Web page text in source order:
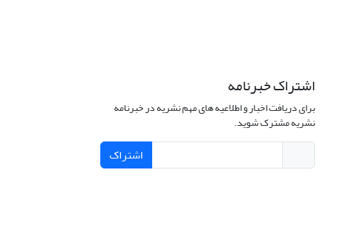
اشتراک خبرنامه
برای دریافت اخبار و اطلاعیه های مهم نشریه در خبرنامه
نشریه مشترک شوید.
اشتراک